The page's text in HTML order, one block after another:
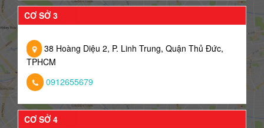
CƠ SỞ 3
38 Hoàng Diệu 2, P. Linh Trung, Quận Thủ Đức,
TPHCM
0912655679
CƠ SỞ 4